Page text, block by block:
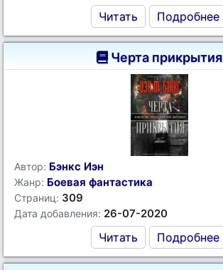
Читать Подробнее
Черта прикрытия
Автор: Бэнкс Иэн
Жанр: Боевая фантастика
Страниц: 309
Дата добавления: 26-07-2020
Читать Подробнее